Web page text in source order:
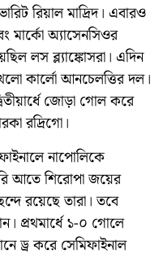
রিয়াল মাদ্রিদ। এবারও
মার্কো অ্যাসেনসিওর
লস ব্ল্যাঙ্কোসরা। এদিন
কার্লো আনচেলত্তির দল।
জোড়া গোল করে
রদ্রিগো।
নাপোলিকে
আতে শিরোপা জয়ের
রয়েছে তারা। তবে
প্রথমার্ধে ১-০ গোলে
ড্র করে সেমিফাইনাল